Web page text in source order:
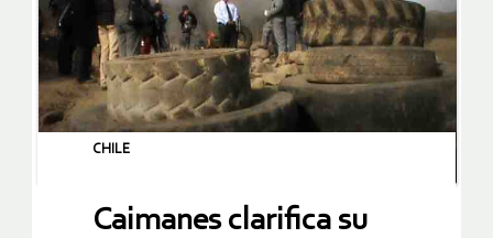
CHILE
Caimanes clarifica su